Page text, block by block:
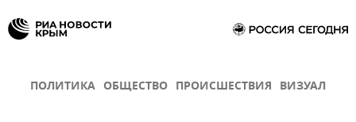
ПОЛИТИКА ОБЩЕСТВО ПРОИСШЕСТВИЯ ВИЗУАЛ